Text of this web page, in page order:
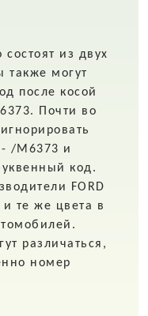
из двух
также могут
после косой
. Почти во
- /M6373 и
код.
FORD
и те же цвета в
различаться,
номер